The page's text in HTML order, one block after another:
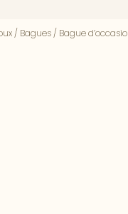
/ Bagues / Bague